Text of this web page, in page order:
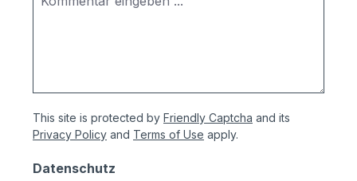
This site is protected by Friendly Captcha and its
Privacy Policy and Terms of Use apply.
Datenschutz